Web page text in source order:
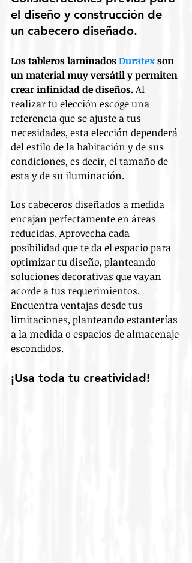
el diseño y construcción de
un cabecero diseñado.
Los tableros laminados Duratex son
un material muy versátil y permiten
crear infinidad de diseños. Al
realizar tu elección escoge una
referencia que se ajuste a tus
necesidades, esta elección dependerá
del estilo de la habitación y de sus
condiciones, es decir, el tamaño de
esta y de su iluminación.
Los cabeceros diseñados a medida
encajan perfectamente en áreas
reducidas. Aprovecha cada
posibilidad que te da el espacio para
optimizar tu diseño, planteando
soluciones decorativas que vayan
acorde a tus requerimientos.
Encuentra ventajas desde tus
limitaciones, planteando estanterías
a la medida o espacios de almacenaje
escondidos.
¡Usa toda tu creatividad!